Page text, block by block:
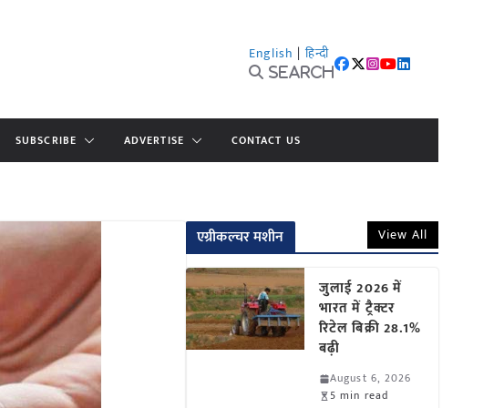
English | हिन्दी
Search
SUBSCRIBE ADVERTISE CONTACT US
एग्रीकल्चर मशीन View All
जुलाई 2026 में
भारत में ट्रैक्टर
रिटेल बिक्री 28.1%
बढ़ी
August 6, 2026
5 min read